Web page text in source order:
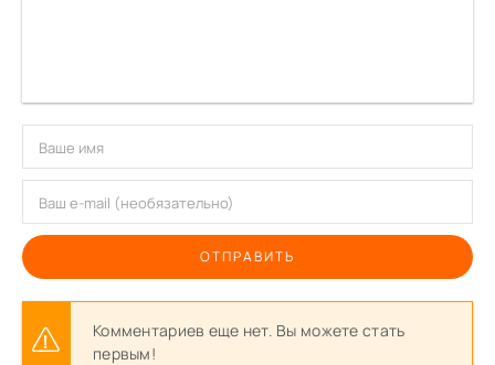
ОТПРАВИТЬ
Комментариев еще нет. Вы можете стать
первым!